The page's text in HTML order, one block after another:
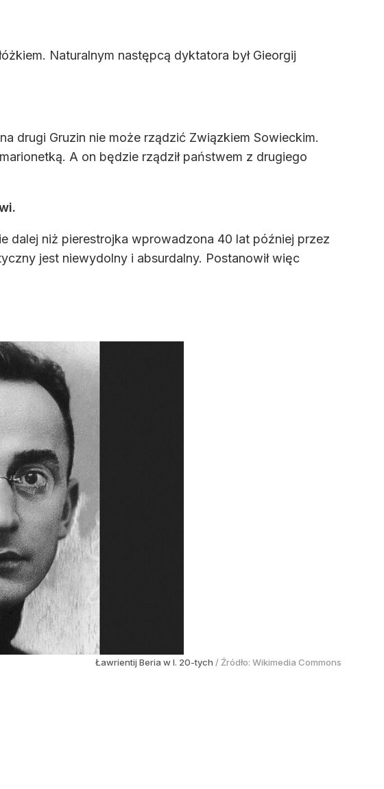
Naturalnym następcą dyktatora był Gieorgij
drugi Gruzin nie może rządzić Związkiem Sowieckim.
A on będzie rządził państwem z drugiego
dalej niż pierestrojka wprowadzona 40 lat później przez
jest niewydolny i absurdalny. Postanowił więc
Ławrientij Beria w l. 20-tych / Źródło: Wikimedia Commons